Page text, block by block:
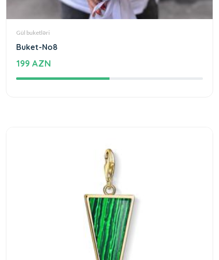
Gül buketləri
Buket-No8
199 AZN